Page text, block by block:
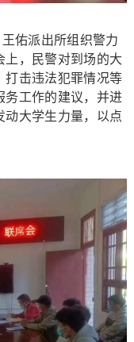
佑派出所组织警力
上，民警对到场的大
打击违法犯罪情况等
务工作的建议，并进
动大学生力量，以点